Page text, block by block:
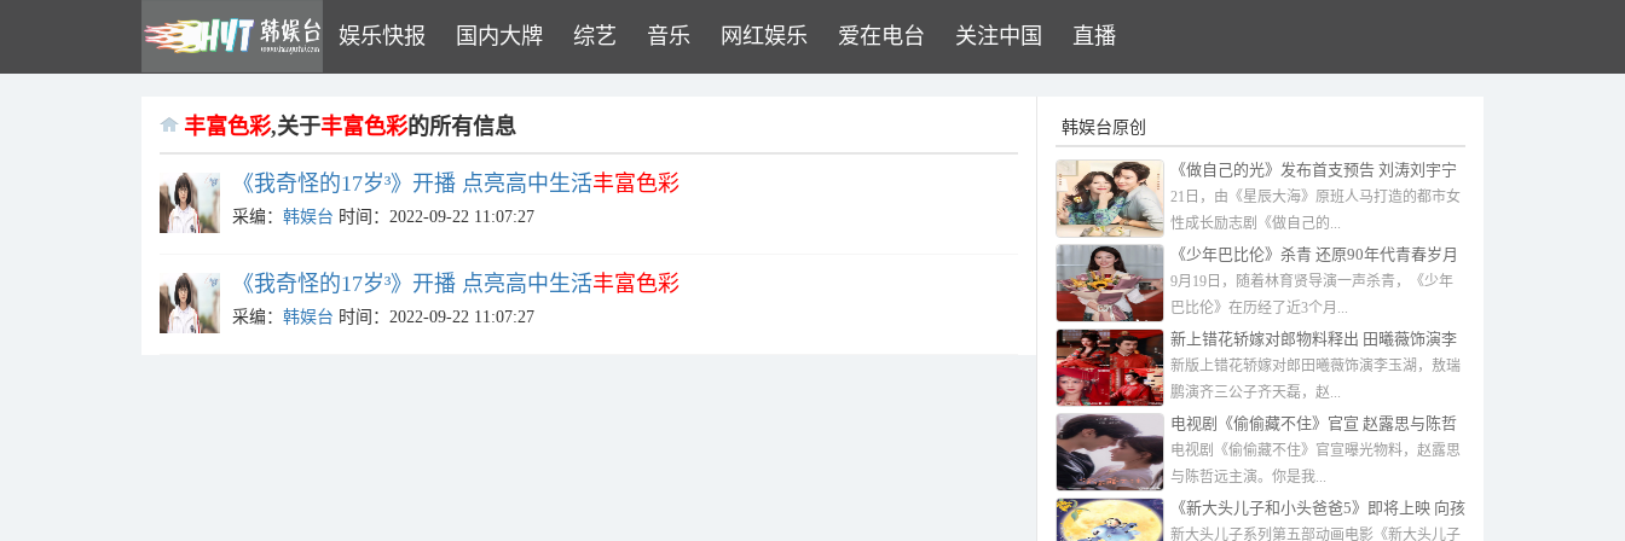
娱乐快报 国内大牌 综艺 音乐 网红娱乐 爱在电台 关注中国 直播
丰富色彩,关于丰富色彩的所有信息
《我奇怪的17岁³》开播 点亮高中生活丰富色彩
采编： 韩娱台 时间：2022-09-22 11:07:27
《我奇怪的17岁³》开播 点亮高中生活丰富色彩
采编： 韩娱台 时间：2022-09-22 11:07:27
韩娱台原创
《做自己的光》发布首支预告 刘涛刘宇宁
姐弟恋
21日，由《星辰大海》原班人马打造的都市女
性成长励志剧《做自己的...
《少年巴比伦》杀青 还原90年代青春岁月
9月19日，随着林育贤导演一声杀青，《少年
巴比伦》在历经了近3个月...
新上错花轿嫁对郎物料释出 田曦薇饰演李
玉湖
新版上错花轿嫁对郎田曦薇饰演李玉湖，敖瑞
鹏演齐三公子齐天磊，赵...
电视剧《偷偷藏不住》官宣 赵露思️与陈哲
远主演
电视剧《偷偷藏不住》官宣曝光物料，赵露思️
与陈哲远主演。你是我...
《新大头儿子和小头爸爸5》即将上映 向孩
子们展示一个“宇宙级浪漫”
新大头儿子系列第五部动画电影《新大头儿子